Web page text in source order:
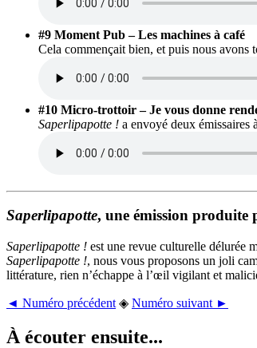
#9 Moment Pub – Les machines à café
Cela commençait bien, et puis nous avons
#10 Micro-trottoir – Je vous donne
Saperlipapotte ! a envoyé deux émissaires
Saperlipapotte, une émission
Saperlipapotte ! est une revue culturelle délurée
Saperlipapotte !, nous vous proposons un joli
littérature, rien n’échappe à l’œil vigilant et
◄ Numéro précédent ◈ Numéro suivant ►
À écouter ensuite...